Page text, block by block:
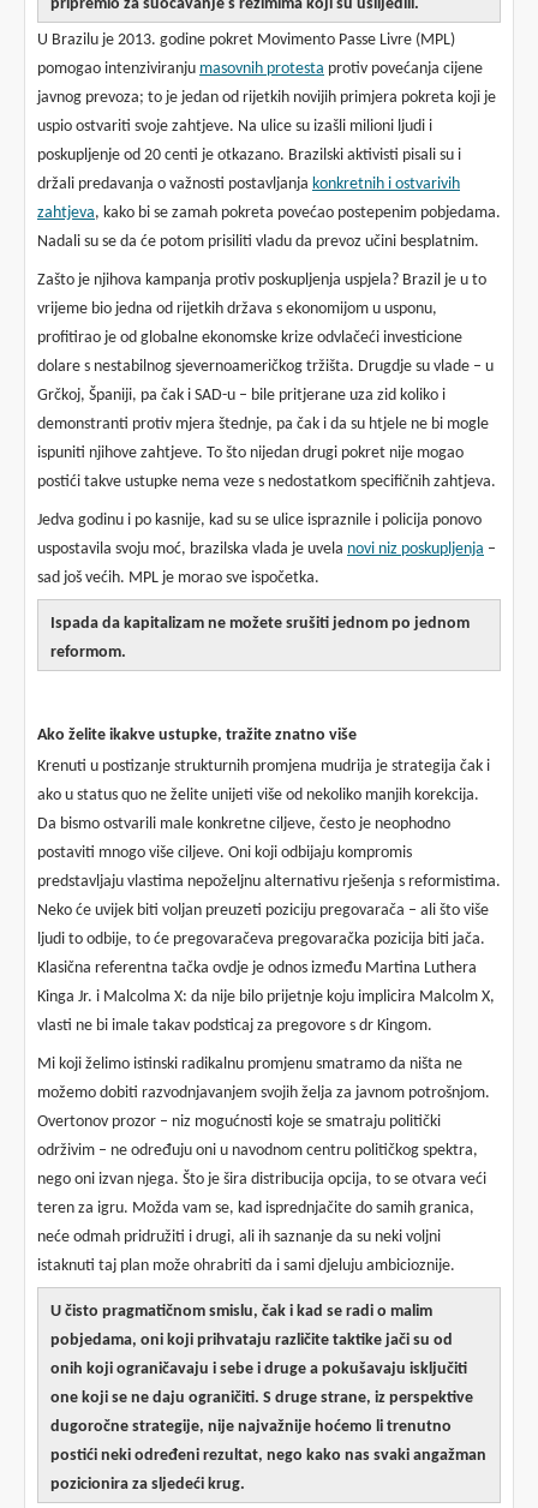
pripremio za suočavanje s režimima koji su uslijedili.
U Brazilu je 2013. godine pokret Movimento Passe Livre (MPL)
pomogao intenziviranju masovnih protesta protiv povećanja cijene
javnog prevoza; to je jedan od rijetkih novijih primjera pokreta koji je
uspio ostvariti svoje zahtjeve. Na ulice su izašli milioni ljudi i
poskupljenje od 20 centi je otkazano. Brazilski aktivisti pisali su i
držali predavanja o važnosti postavljanja konkretnih i ostvarivih
zahtjeva, kako bi se zamah pokreta povećao postepenim pobjedama.
Nadali su se da će potom prisiliti vladu da prevoz učini besplatnim.
Zašto je njihova kampanja protiv poskupljenja uspjela? Brazil je u to
vrijeme bio jedna od rijetkih država s ekonomijom u usponu,
profitirao je od globalne ekonomske krize odvlačeći investicione
dolare s nestabilnog sjevernoameričkog tržišta. Drugdje su vlade – u
Grčkoj, Španiji, pa čak i SAD-u – bile pritjerane uza zid koliko i
demonstranti protiv mjera štednje, pa čak i da su htjele ne bi mogle
ispuniti njihove zahtjeve. To što nijedan drugi pokret nije mogao
postići takve ustupke nema veze s nedostatkom specifičnih zahtjeva.
Jedva godinu i po kasnije, kad su se ulice ispraznile i policija ponovo
uspostavila svoju moć, brazilska vlada je uvela novi niz poskupljenja –
sad još većih. MPL je morao sve ispočetka.
Ispada da kapitalizam ne možete srušiti jednom po jednom
reformom.
Ako želite ikakve ustupke, tražite znatno više
Krenuti u postizanje strukturnih promjena mudrija je strategija čak i
ako u status quo ne želite unijeti više od nekoliko manjih korekcija.
Da bismo ostvarili male konkretne ciljeve, često je neophodno
postaviti mnogo više ciljeve. Oni koji odbijaju kompromis
predstavljaju vlastima nepoželjnu alternativu rješenja s reformistima.
Neko će uvijek biti voljan preuzeti poziciju pregovarača – ali što više
ljudi to odbije, to će pregovaračeva pregovaračka pozicija biti jača.
Klasična referentna tačka ovdje je odnos između Martina Luthera
Kinga Jr. i Malcolma X: da nije bilo prijetnje koju implicira Malcolm X,
vlasti ne bi imale takav podsticaj za pregovore s dr Kingom.
Mi koji želimo istinski radikalnu promjenu smatramo da ništa ne
možemo dobiti razvodnjavanjem svojih želja za javnom potrošnjom.
Overtonov prozor – niz mogućnosti koje se smatraju politički
održivim – ne određuju oni u navodnom centru političkog spektra,
nego oni izvan njega. Što je šira distribucija opcija, to se otvara veći
teren za igru. Možda vam se, kad isprednjačite do samih granica,
neće odmah pridružiti i drugi, ali ih saznanje da su neki voljni
istaknuti taj plan može ohrabriti da i sami djeluju ambicioznije.
U čisto pragmatičnom smislu, čak i kad se radi o malim
pobjedama, oni koji prihvataju različite taktike jači su od
onih koji ograničavaju i sebe i druge a pokušavaju isključiti
one koji se ne daju ograničiti. S druge strane, iz perspektive
dugoročne strategije, nije najvažnije hoćemo li trenutno
postići neki određeni rezultat, nego kako nas svaki angažman
pozicionira za sljedeći krug.